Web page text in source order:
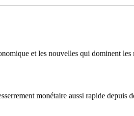
et les nouvelles qui dominent les
monétaire aussi rapide depuis